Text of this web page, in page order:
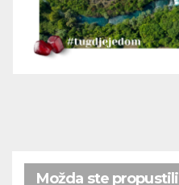
Možda ste propustili